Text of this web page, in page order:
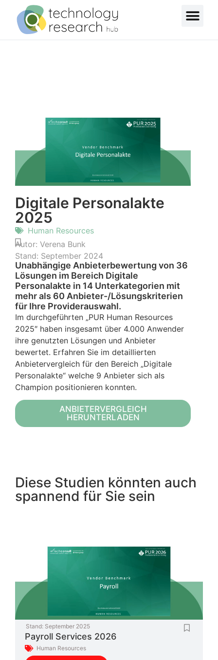
Digitale Personalakte
2025
Human Resources
Autor: Verena Bunk
Stand: September 2024
Unabhängige Anbieterbewertung von 36
Lösungen im Bereich Digitale
Personalakte in 14 Unterkategorien mit
mehr als 60 Anbieter-/Lösungskriterien
für Ihre Providerauswahl.
Im durchgeführten „PUR Human Resources
2025″ haben insgesamt über 4.000 Anwender
ihre genutzten Lösungen und Anbieter
bewertet. Erfahren Sie im detaillierten
Anbietervergleich für den Bereich „Digitale
Personalakte“ welche 9 Anbieter sich als
Champion positionieren konnten.
ANBIETERVERGLEICH
HERUNTERLADEN
Diese Studien könnten auch
spannend für Sie sein
Stand: September 2025
Payroll Services 2026
Human Resources